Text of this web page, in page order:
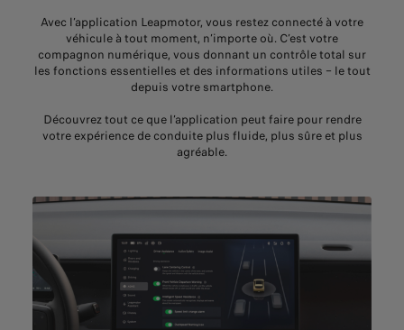
Avec l’application Leapmotor, vous restez connecté à votre
véhicule à tout moment, n’importe où. C’est votre
compagnon numérique, vous donnant un contrôle total sur
les fonctions essentielles et des informations utiles – le tout
depuis votre smartphone.
Découvrez tout ce que l’application peut faire pour rendre
votre expérience de conduite plus fluide, plus sûre et plus
agréable.